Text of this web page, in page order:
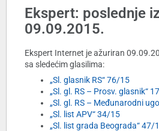
Ekspert: poslednje
09.09.2015.
Ekspert Internet je ažuriran
sa sledećim glasilima:
„Sl. glasnik RS“ 76/15
„Sl. gl. RS – Prosv. glasnik“
„Sl. gl. RS – Međunarodni
„Sl. list APV“ 34/15
„Sl. list grada Beograda“ 47/